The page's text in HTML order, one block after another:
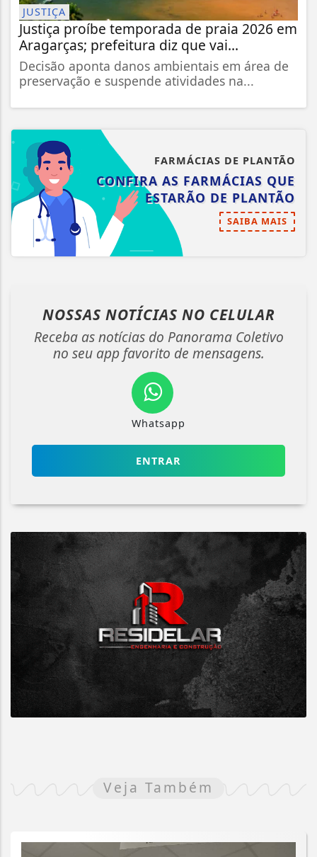
JUSTIÇA
Justiça proíbe temporada de praia 2026 em
Aragarças; prefeitura diz que vai...
Decisão aponta danos ambientais em área de
preservação e suspende atividades na...
FARMÁCIAS DE PLANTÃO
CONFIRA AS FARMÁCIAS QUE
ESTARÃO DE PLANTÃO
SAIBA MAIS
NOSSAS NOTÍCIAS NO CELULAR
Receba as notícias do Panorama Coletivo
no seu app favorito de mensagens.
Whatsapp
ENTRAR
Veja Também